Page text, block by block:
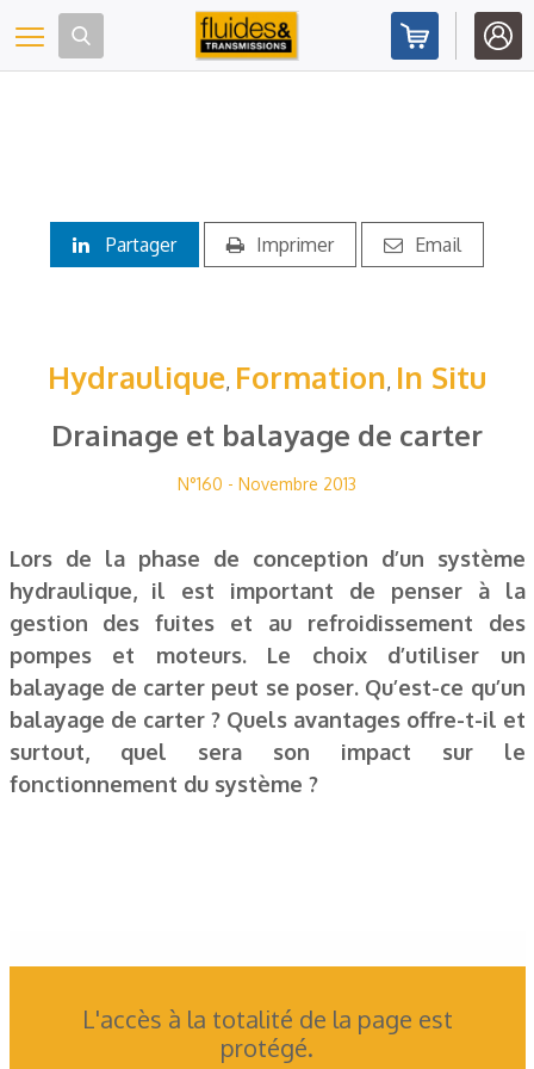
Toggle navigation
Partager Imprimer Email
Hydraulique, Formation, In Situ
Drainage et balayage de carter
N°160 - Novembre 2013
Lors de la phase de conception d’un système
hydraulique, il est important de penser à la
gestion des fuites et au refroidissement des
pompes et moteurs. Le choix d’utiliser un
balayage de carter peut se poser. Qu’est-ce qu’un
balayage de carter ? Quels avantages offre-t-il et
surtout, quel sera son impact sur le
fonctionnement du système ?
L'accès à la totalité de la page est
protégé.
Panneau de gestion des cookies